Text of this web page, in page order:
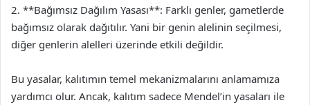
2. **Bağımsız Dağılım Yasası**: Farklı genler, gametlerde
bağımsız olarak dağıtılır. Yani bir genin alelinin seçilmesi,
diğer genlerin alelleri üzerinde etkili değildir.
Bu yasalar, kalıtımın temel mekanizmalarını anlamamıza
yardımcı olur. Ancak, kalıtım sadece Mendel’in yasaları ile